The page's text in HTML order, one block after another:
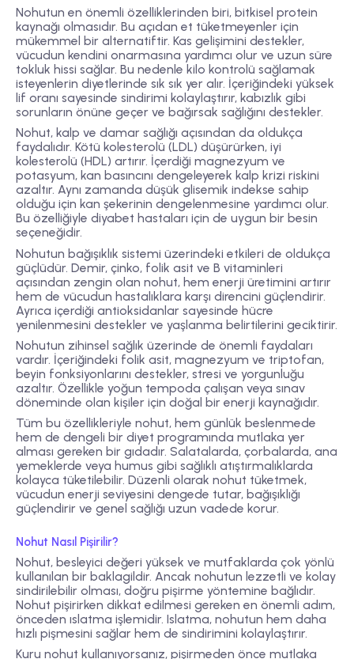
Nohutun en önemli özelliklerinden biri, bitkisel protein
kaynağı olmasıdır. Bu açıdan et tüketmeyenler için
mükemmel bir alternatiftir. Kas gelişimini destekler,
vücudun kendini onarmasına yardımcı olur ve uzun süre
tokluk hissi sağlar. Bu nedenle kilo kontrolü sağlamak
isteyenlerin diyetlerinde sık sık yer alır. İçeriğindeki yüksek
lif oranı sayesinde sindirimi kolaylaştırır, kabızlık gibi
sorunların önüne geçer ve bağırsak sağlığını destekler.
Nohut, kalp ve damar sağlığı açısından da oldukça
faydalıdır. Kötü kolesterolü (LDL) düşürürken, iyi
kolesterolü (HDL) artırır. İçerdiği magnezyum ve
potasyum, kan basıncını dengeleyerek kalp krizi riskini
azaltır. Aynı zamanda düşük glisemik indekse sahip
olduğu için kan şekerinin dengelenmesine yardımcı olur.
Bu özelliğiyle diyabet hastaları için de uygun bir besin
seçeneğidir.
Nohutun bağışıklık sistemi üzerindeki etkileri de oldukça
güçlüdür. Demir, çinko, folik asit ve B vitaminleri
açısından zengin olan nohut, hem enerji üretimini artırır
hem de vücudun hastalıklara karşı direncini güçlendirir.
Ayrıca içerdiği antioksidanlar sayesinde hücre
yenilenmesini destekler ve yaşlanma belirtilerini geciktirir.
Nohutun zihinsel sağlık üzerinde de önemli faydaları
vardır. İçeriğindeki folik asit, magnezyum ve triptofan,
beyin fonksiyonlarını destekler, stresi ve yorgunluğu
azaltır. Özellikle yoğun tempoda çalışan veya sınav
döneminde olan kişiler için doğal bir enerji kaynağıdır.
Tüm bu özellikleriyle nohut, hem günlük beslenmede
hem de dengeli bir diyet programında mutlaka yer
alması gereken bir gıdadır. Salatalarda, çorbalarda, ana
yemeklerde veya humus gibi sağlıklı atıştırmalıklarda
kolayca tüketilebilir. Düzenli olarak nohut tüketmek,
vücudun enerji seviyesini dengede tutar, bağışıklığı
güçlendirir ve genel sağlığı uzun vadede korur.
Nohut Nasıl Pişirilir?
Nohut, besleyici değeri yüksek ve mutfaklarda çok yönlü
kullanılan bir baklagildir. Ancak nohutun lezzetli ve kolay
sindirilebilir olması, doğru pişirme yöntemine bağlıdır.
Nohut pişirirken dikkat edilmesi gereken en önemli adım,
önceden ıslatma işlemidir. Islatma, nohutun hem daha
hızlı pişmesini sağlar hem de sindirimini kolaylaştırır.
Kuru nohut kullanıyorsanız, pişirmeden önce mutlaka